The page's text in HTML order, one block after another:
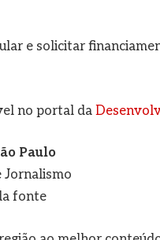
e solicitar
no portal da
Paulo
Jornalismo
fonte